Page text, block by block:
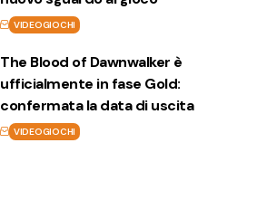
VIDEOGIOCHI
The Blood of Dawnwalker è
ufficialmente in fase Gold:
confermata la data di uscita
VIDEOGIOCHI